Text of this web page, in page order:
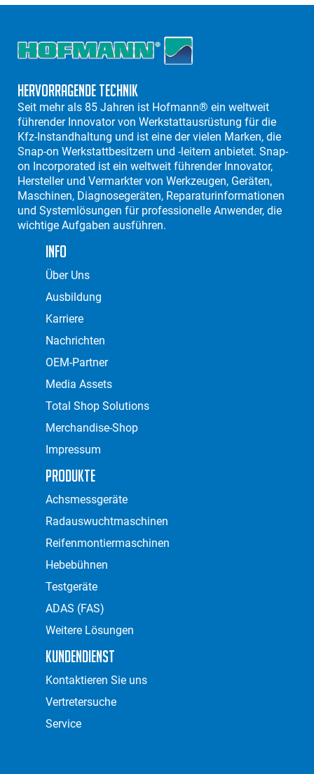
Hervorragende Technik
Seit mehr als 85 Jahren ist Hofmann® ein weltweit
führender Innovator von Werkstattausrüstung für die
Kfz-Instandhaltung und ist eine der vielen Marken, die
Snap-on Werkstattbesitzern und -leitern anbietet. Snap-
on Incorporated ist ein weltweit führender Innovator,
Hersteller und Vermarkter von Werkzeugen, Geräten,
Maschinen, Diagnosegeräten, Reparaturinformationen
und Systemlösungen für professionelle Anwender, die
wichtige Aufgaben ausführen.
Info
Über Uns
Ausbildung
Karriere
Nachrichten
OEM-Partner
Media Assets
Total Shop Solutions
Merchandise-Shop
Impressum
Produkte
Achsmessgeräte
Radauswuchtmaschinen
Reifenmontiermaschinen
Hebebühnen
Testgeräte
ADAS (FAS)
Weitere Lösungen
Kundendienst
Kontaktieren Sie uns
Vertretersuche
Service